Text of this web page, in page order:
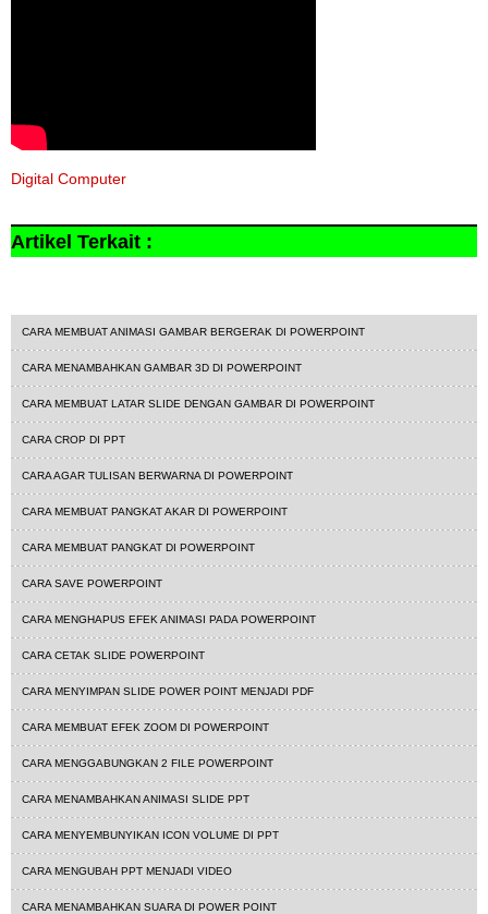
Digital Computer
Artikel Terkait :
CARA MEMBUAT ANIMASI GAMBAR BERGERAK DI POWERPOINT
CARA MENAMBAHKAN GAMBAR 3D DI POWERPOINT
CARA MEMBUAT LATAR SLIDE DENGAN GAMBAR DI POWERPOINT
CARA CROP DI PPT
CARA AGAR TULISAN BERWARNA DI POWERPOINT
CARA MEMBUAT PANGKAT AKAR DI POWERPOINT
CARA MEMBUAT PANGKAT DI POWERPOINT
CARA SAVE POWERPOINT
CARA MENGHAPUS EFEK ANIMASI PADA POWERPOINT
CARA CETAK SLIDE POWERPOINT
CARA MENYIMPAN SLIDE POWER POINT MENJADI PDF
CARA MEMBUAT EFEK ZOOM DI POWERPOINT
CARA MENGGABUNGKAN 2 FILE POWERPOINT
CARA MENAMBAHKAN ANIMASI SLIDE PPT
CARA MENYEMBUNYIKAN ICON VOLUME DI PPT
CARA MENGUBAH PPT MENJADI VIDEO
CARA MENAMBAHKAN SUARA DI POWER POINT